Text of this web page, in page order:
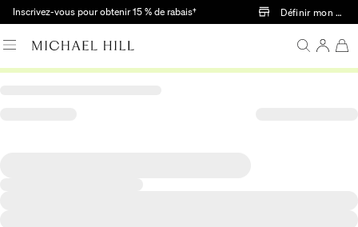
Passer au contenu principal
Inscrivez-vous pour obtenir 15 % de rabais† Définir mon